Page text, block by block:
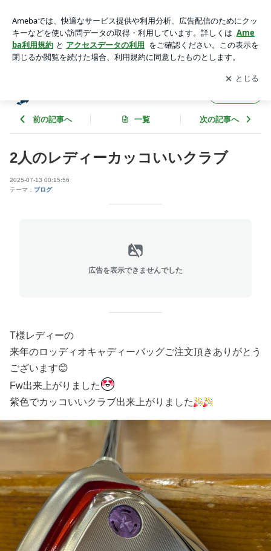
アプリをダウンロードして ブログの更新通知
を受け取りまし
ょう。
開く
前の記事へ 一覧 次の記事へ
2人のレディーカッコいいクラブ
2025-07-13 00:15:56
テーマ： ブログ
広告を表示できませんでした
T様レディーの
来年のロッディオキャディーバッグご注文頂きありがとう
ございます😊
Fw出来上がりました
紫色でカッコいいクラブ出来上がりました